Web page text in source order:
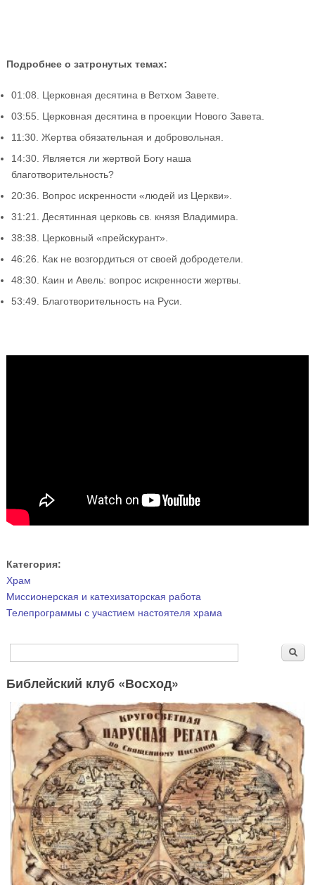
Подробнее о затронутых темах:
01:08. Церковная десятина в Ветхом Завете.
03:55. Церковная десятина в проекции Нового Завета.
11:30. Жертва обязательная и добровольная.
14:30. Является ли жертвой Богу наша
благотворительность?
20:36. Вопрос искренности «людей из Церкви».
31:21. Десятинная церковь св. князя Владимира.
38:38. Церковный «прейскурант».
46:26. Как не возгордиться от своей добродетели.
48:30. Каин и Авель: вопрос искренности жертвы.
53:49. Благотворительность на Руси.
Категория:
Храм
Миссионерская и катехизаторская работа
Телепрограммы с участием настоятеля храма
Форма поиска
Библейский клуб «Восход»